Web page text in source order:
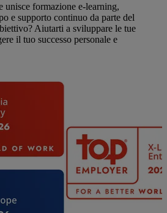
unisce formazione e-learning,
e supporto continuo da parte del
Aiutarti a sviluppare le tue
il tuo successo personale e